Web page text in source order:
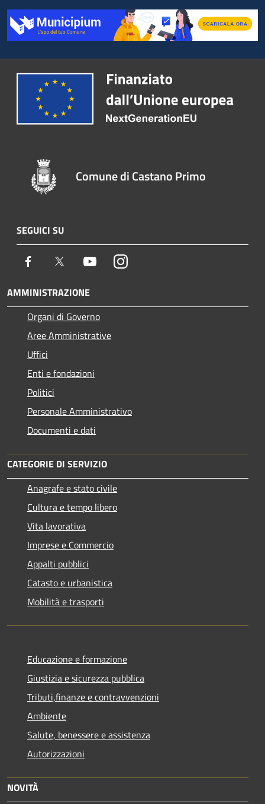
Comune di Castano Primo
SEGUICI SU
Facebook Twitter YoutubeInstagram
AMMINISTRAZIONE
Organi di Governo
Aree Amministrative
Uffici
Enti e fondazioni
Politici
Personale Amministrativo
Documenti e dati
CATEGORIE DI SERVIZIO
Anagrafe e stato civile
Cultura e tempo libero
Vita lavorativa
Imprese e Commercio
Appalti pubblici
Catasto e urbanistica
Mobilità e trasporti
Educazione e formazione
Giustizia e sicurezza pubblica
Tributi,finanze e contravvenzioni
Ambiente
Salute, benessere e assistenza
Autorizzazioni
NOVITÀ